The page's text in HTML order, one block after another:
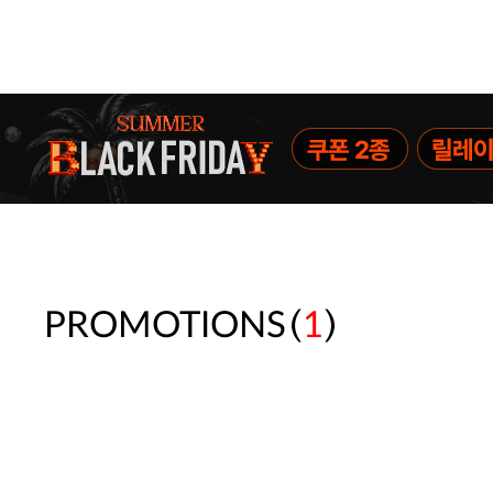
주말특가 20%(8.7~8.9)/5만원 이
[썸머블프] 1만원 할인 쿠폰(8.1~31)
속옷 교체 10% 쿠폰(8.1~31)/7만
PROMOTIONS(1)